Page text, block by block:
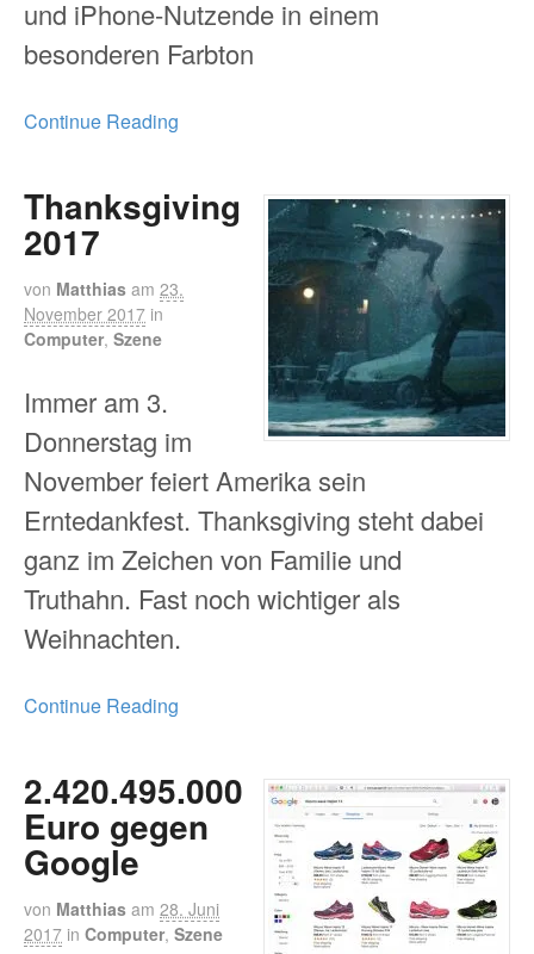
und iPhone-Nutzende in einem
besonderen Farbton
Continue Reading
Thanksgiving
2017
von Matthias am 23.
November 2017 in
Computer, Szene
Immer am 3.
Donnerstag im
November feiert Amerika sein
Erntedankfest. Thanksgiving steht dabei
ganz im Zeichen von Familie und
Truthahn. Fast noch wichtiger als
Weihnachten.
Continue Reading
2.420.495.000
Euro gegen
Google
von Matthias am 28. Juni
2017 in Computer, Szene